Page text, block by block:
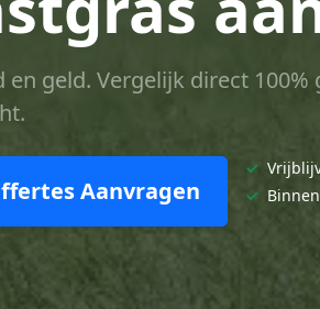
en geld. Vergelijk direct
Aanvragen
✓
✓